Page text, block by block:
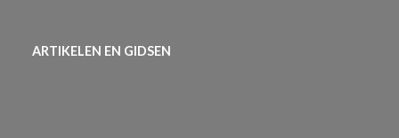
ARTIKELEN EN GIDSEN